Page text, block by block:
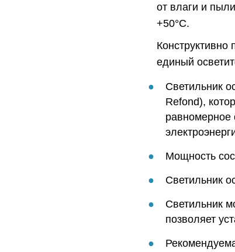
от влаги и
+50°C.
Конструктивно
единый
Светильник
Refond),
равномерное
Мощность
Светильник
Светильник
позволяет